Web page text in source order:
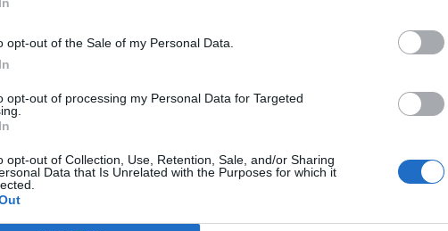
opt-out of the Sale of my Personal Data.
opt-out of processing my Personal Data for Targeted
opt-out of Collection, Use, Retention, Sale, and/or Sharing
Data that Is Unrelated with the Purposes for which it
natës.
të ndryshëm që mund të ndikojnë në kalimin midis këtyre
i aktivitetit, mjedisi dhe zakonet e gjumit. Mbajtja e një
ulja e stresit dhe vendosja e një rutine gjumi, mund të
arritjen e cilësisë optimale të gjumit.
e gjumit, megjithatë, një numër i konsiderueshëm i
nga ushqimi.